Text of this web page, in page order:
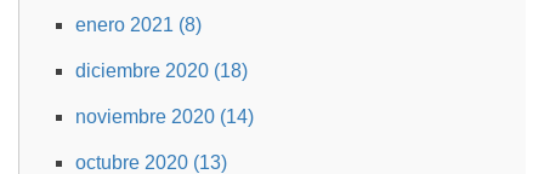
enero 2021 (8)
diciembre 2020 (18)
noviembre 2020 (14)
octubre 2020 (13)